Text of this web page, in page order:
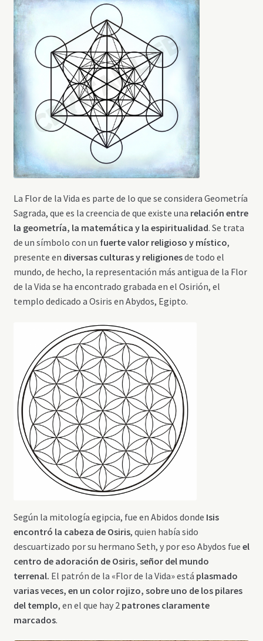
La Flor de la Vida es parte de lo que se considera Geometría
Sagrada, que es la creencia de que existe una relación entre
la geometría, la matemática y la espiritualidad. Se trata
de un símbolo con un fuerte valor religioso y místico,
presente en diversas culturas y religionesde todo el
mundo, de hecho, la representación más antigua de la Flor
de la Vida se ha encontrado grabada en el Osirión, el
templo dedicado a Osiris en Abydos, Egipto.
Según la mitología egipcia, fue en Abidos donde Isis
encontró la cabeza de Osiris, quien había sido
descuartizado por su hermano Seth, y por eso Abydos fue el
centro de adoración de Osiris, señor del mundo
terrenal. El patrón de la «Flor de la Vida» está plasmado
varias veces, en un color rojizo, sobre uno de los pilares
del templo, en el que hay 2 patrones claramente
marcados.